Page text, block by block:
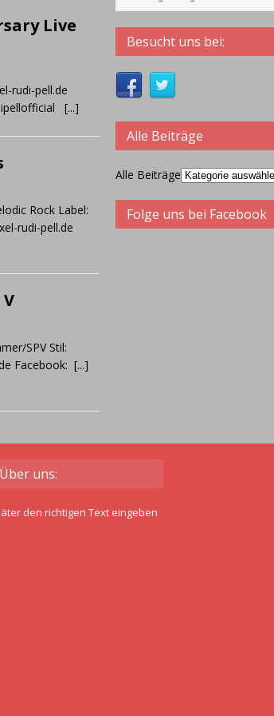
Album soll die Band im Jahr 2019 wiederspiegeln.
Live
rudi-pell.de
[...]
Rock Label:
rudi-pell.de
SPV Stil:
Facebook: [...]
Besucht uns bei:
Alle Beiträge
Alle Beiträge
Folge uns bei Facebook
Über uns:
den richtigen Text eingeben